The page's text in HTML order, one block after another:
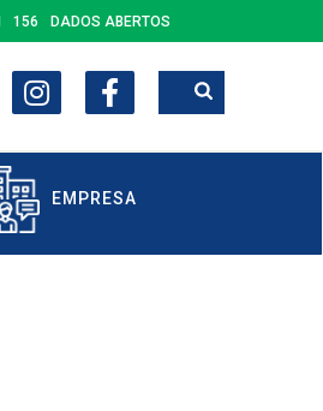
156 DADOS ABERTOS
EMPRESA